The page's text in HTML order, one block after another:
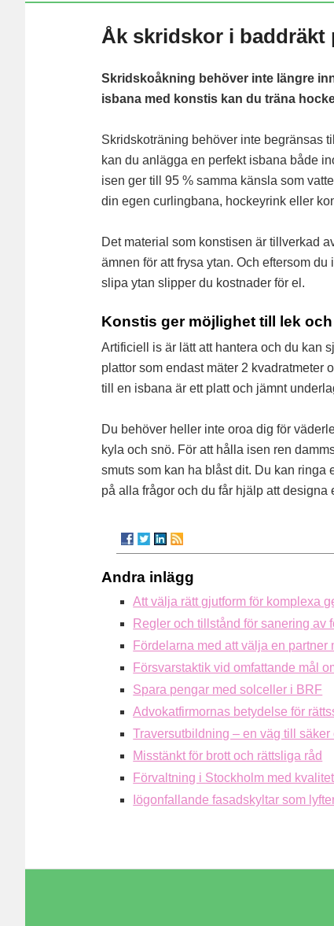
Åk skridskor i baddräkt
Skridskoåkning behöver inte längre
isbana med konstis kan du träna
Skridskoträning behöver inte begränsas
kan du anlägga en perfekt isbana både
isen ger till 95 % samma känsla som
din egen curlingbana, hockeyrink eller
Det material som konstisen är tillverkad
ämnen för att frysa ytan. Och eftersom
slipa ytan slipper du kostnader för el.
Konstis ger möjlighet till lek
Artificiell is är lätt att hantera och du kan
plattor som endast mäter 2 kvadratmeter
till en isbana är ett platt och jämnt
Du behöver heller inte oroa dig för
kyla och snö. För att hålla isen ren
smuts som kan ha blåst dit. Du kan
på alla frågor och du får hjälp att designa
Andra inlägg
Att välja rätt gjutform för komplexa
Regler och tillstånd för sanering av
Fördelarna med att välja en partner
Försvarstaktik vid omfattande mål
Spara pengar med solceller i BRF
Advokatfirmornas betydelse för
Traversutbildning – en väg till
Misstänkt för brott och rättsliga råd
Förvaltning i Stockholm med
Iögonfallande fasadskyltar som